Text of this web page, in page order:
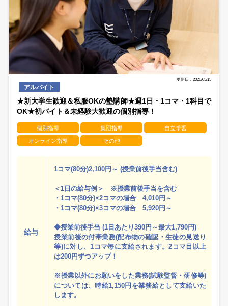
更新日：2026/05/15
アルバイト
★新大学生歓迎＆私服OKの塾講師★週1日・1コマ・1科目で
OK★初バイト＆未経験大歓迎の個別指導！
個別指導 集団指導 自立学習
オンライン指導 その他
給与
1コマ(80分)2,100円～ (授業前後手当含む)
＜1日の給与例＞ ※授業前後手当を含む
・1コマ(80分)×2コマの場合 4,010円～
・1コマ(80分)×3コマの場合 5,920円～
◆授業前後手当 (1日あたり390円～最大1,790円)
授業前後の付帯業務(配布物の確認・生徒の見送り
等)に対し、1コマ毎に支給されます。2コマ目以上
は200円ずつアップ！
※授業以外にお願いをした業務(試験監督・研修等)
については、時給1,150円を業務給として支給いた
します。